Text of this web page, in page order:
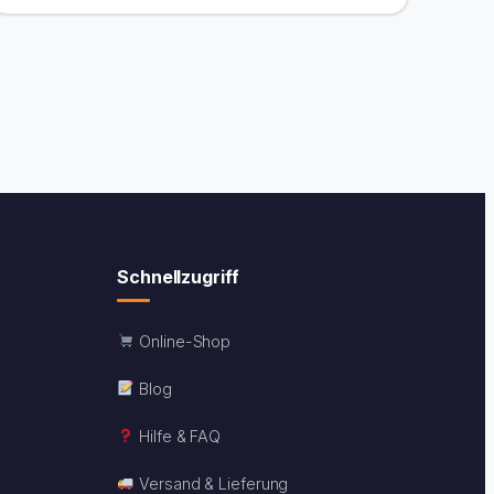
Schnellzugriff
Online-Shop
Blog
Hilfe & FAQ
Versand & Lieferung